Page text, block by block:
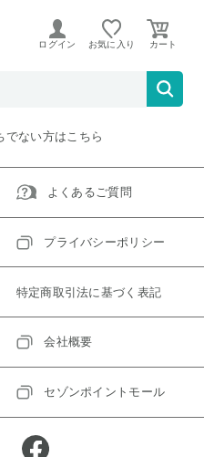
。
ログイン お気に入り
、またはただいま取り扱い
でない方はこちら
よくあるご質問
プライバシーポリシー
特定商取引法に基づく表記
会社概要
セゾンポイントモール